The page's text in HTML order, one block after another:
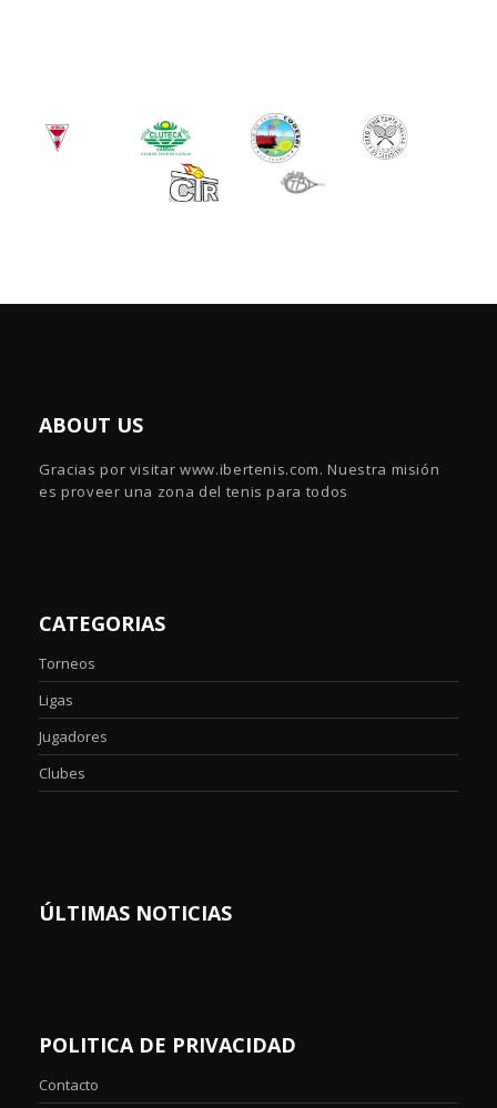
ABOUT US
Gracias por visitar www.ibertenis.com. Nuestra misión
es proveer una zona del tenis para todos
CATEGORIAS
Torneos
Ligas
Jugadores
Clubes
ÚLTIMAS NOTICIAS
POLITICA DE PRIVACIDAD
Contacto